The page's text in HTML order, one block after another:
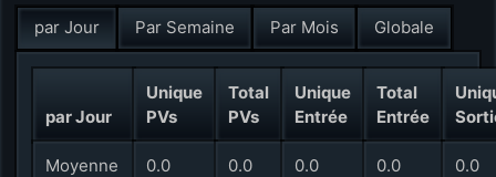
par Jour Par Semaine Par Mois Globale
par Jour
Unique
PVs
Total
PVs
Unique
Entrée
Total
Entrée
Moyenne 0.0 0.0 0.0 0.0 0.0